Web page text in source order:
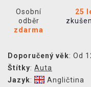
Osobní
odběr
zdarma
25
Doporučený věk: Od
Štítky: Auta
Jazyk:
Angličtina